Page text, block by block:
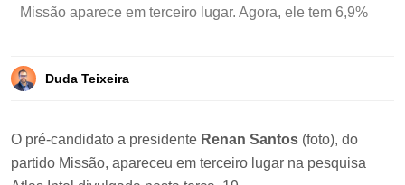
Missão aparece em terceiro lugar. Agora, ele tem 6,9%
Duda Teixeira
O pré-candidato a presidente Renan Santos (foto), do
partido Missão, apareceu em terceiro lugar na pesquisa